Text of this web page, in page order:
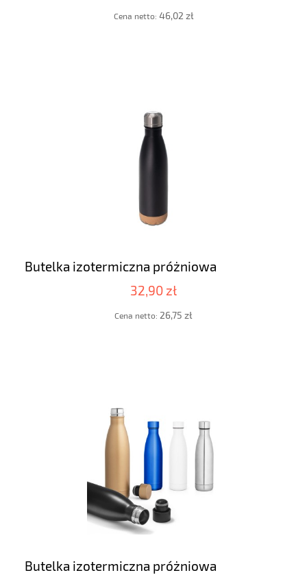
Cena netto: 46,02 zł
Butelka izotermiczna próżniowa
32,90 zł
Cena netto: 26,75 zł
Butelka izotermiczna próżniowa